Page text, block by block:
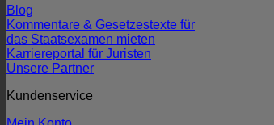
Blog
Kommentare & Gesetzestexte für
das Staatsexamen mieten
Karriereportal für Juristen
Unsere Partner
Kundenservice